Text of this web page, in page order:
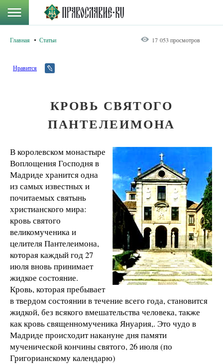
Главная Статьи 17 053 просмотров
Нравится
КРОВЬ СВЯТОГО
ПАНТЕЛЕИМОНА
В королевском монастыре
Воплощения Господня в
Мадриде хранится одна
из самых известных и
почитаемых святынь
христианского мира:
кровь святого
великомученика и
целителя Пантелеимона,
которая каждый год 27
июля вновь принимает
жидкое состояние.
Кровь, которая пребывает
в твердом состоянии в течение всего года, становится
жидкой, без всякого вмешательства человека, также
как кровь священномученика Януария,. Это чудо в
Мадриде происходит накануне дня памяти
мученической кончины святого, 26 июля (по
Григорианскому календарю)